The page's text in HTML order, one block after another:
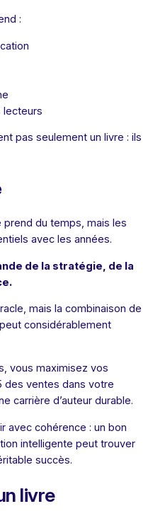
:
lecteurs
pas seulement un livre : ils
du temps, mais les
avec les années.
de la stratégie, de la
mais la combinaison de
considérablement
vous maximisez vos
des ventes dans votre
carrière d’auteur durable.
avec cohérence : un bon
intelligente peut trouver
succès.
livre